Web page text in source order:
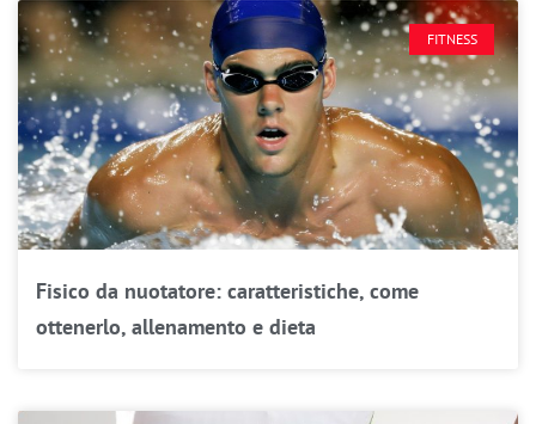
FITNESS
Fisico da nuotatore: caratteristiche, come
ottenerlo, allenamento e dieta